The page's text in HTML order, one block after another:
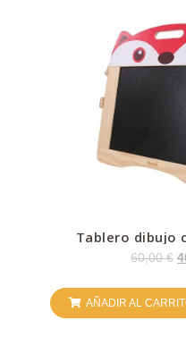
Tablero dibujo
60,00€
AÑADIR AL